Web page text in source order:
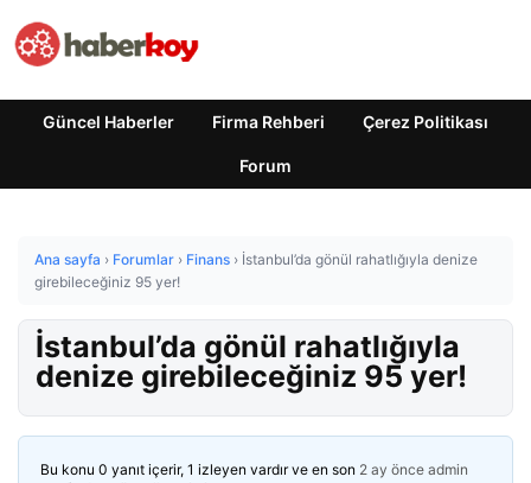
Güncel Haberler Firma Rehberi Çerez Politikası
Forum
Ana sayfa › Forumlar › Finans › İstanbul’da gönül rahatlığıyla denize
girebileceğiniz 95 yer!
İstanbul’da gönül rahatlığıyla
denize girebileceğiniz 95 yer!
Bu konu 0 yanıt içerir, 1 izleyen vardır ve en son 2 ay önce admin